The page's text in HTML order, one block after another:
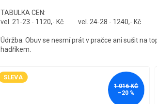
TABULKA CEN:
vel. 21-23 - 1120,- Kč vel. 24-28 - 1240,- Kč
Údržba: Obuv se nesmí prát v pračce ani sušit na
hadříkem.
SLEVA
1 016 KČ
–20 %